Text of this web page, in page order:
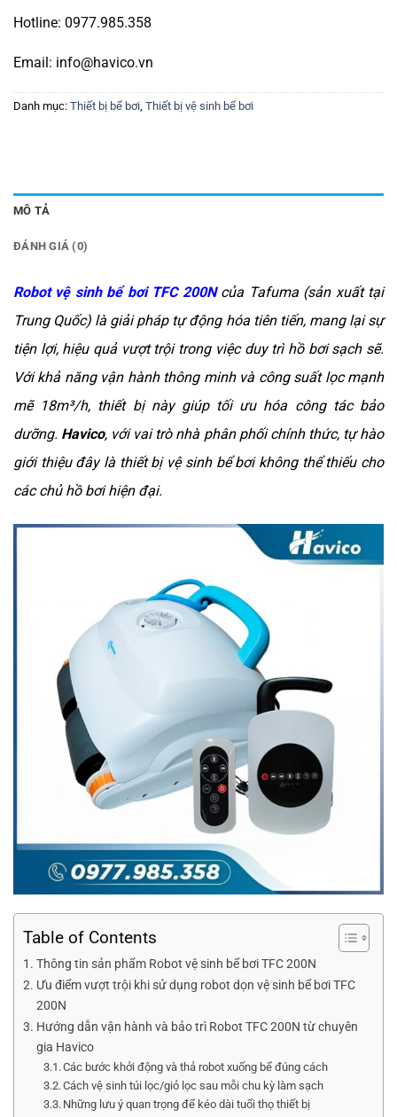
Hotline: 0977.985.358
Email: info@havico.vn
Danh mục: Thiết bị bể bơi, Thiết bị vệ sinh bể bơi
MÔ TẢ
ĐÁNH GIÁ (0)
Robot vệ sinh bể bơi TFC 200N của Tafuma (sản xuất tại
Trung Quốc) là giải pháp tự động hóa tiên tiến, mang lại sự
tiện lợi, hiệu quả vượt trội trong việc duy trì hồ bơi sạch sẽ.
Với khả năng vận hành thông minh và công suất lọc mạnh
mẽ 18m³/h, thiết bị này giúp tối ưu hóa công tác bảo
dưỡng. Havico, với vai trò nhà phân phối chính thức, tự hào
giới thiệu đây là thiết bị vệ sinh bể bơi không thể thiếu cho
các chủ hồ bơi hiện đại.
Table of Contents
Thông tin sản phẩm Robot vệ sinh bể bơi TFC 200N
Ưu điểm vượt trội khi sử dụng robot dọn vệ sinh bể bơi TFC
200N
Hướng dẫn vận hành và bảo trì Robot TFC 200N từ chuyên
gia Havico
Các bước khởi động và thả robot xuống bể đúng cách
Cách vệ sinh túi lọc/giỏ lọc sau mỗi chu kỳ làm sạch
Những lưu ý quan trọng để kéo dài tuổi thọ thiết bị